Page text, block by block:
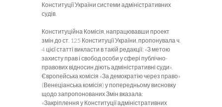
Конституції України системи адміністративних
судів.
Конституційна Комісія, напрацювавши проект
змін до ст. 125 Конституції України, пропонувала ч.
4 цієї статті викласти в такій редакції: «З метою
захисту прав і свобод особи у сфері публічно-
правових відносин діють адміністративні суди».
Європейська комісія «За демократію через право»
(Венеціанська комісія) у попередньому висновку
щодо запропонованих Змін вказала:
«Закріплення у Конституції адміністративних